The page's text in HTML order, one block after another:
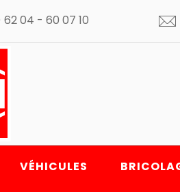
04 - 60 07 10
VÉHICULES